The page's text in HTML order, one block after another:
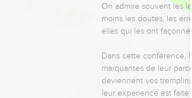
On admire souvent les
moins les doutes, les
elles qui les ont façonnés.
Dans cette conférence,
marquantes de leur
deviennent vos
leur expérience est faite